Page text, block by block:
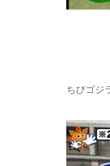
ちびゴジ